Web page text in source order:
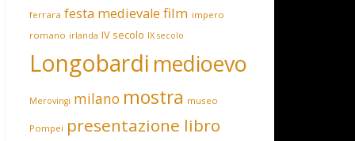
ferrara festa medievale film impero
romano irlanda IV secolo IX secolo
Longobardi medioevo
Merovingi milano mostra museo
Pompei presentazione libro